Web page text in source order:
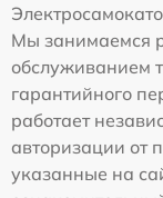
Мы занимаемся
обслуживанием
гарантийного
работает
авторизации от
указанные на